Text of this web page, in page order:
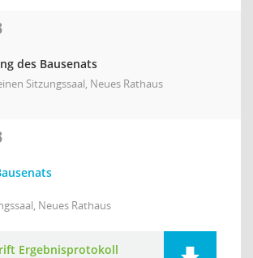
des Bausenats
Sitzungssaal, Neues Rathaus
Neues Rathaus
Ergebnisprotokoll